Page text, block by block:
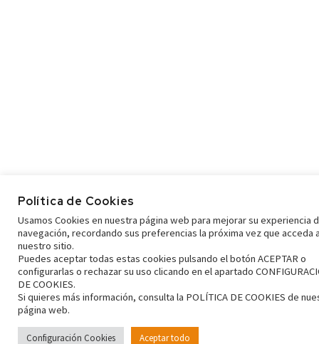
Política de Cookies
Usamos Cookies en nuestra página web para mejorar su experiencia
navegación, recordando sus preferencias la próxima vez que acceda
nuestro sitio.
Puedes aceptar todas estas cookies pulsando el botón ACEPTAR o
configurarlas o rechazar su uso clicando en el apartado
DE COOKIES.
Si quieres más información, consulta la POLÍTICA DE COOKIES de
página web.
Configuración Cookies Aceptar todo